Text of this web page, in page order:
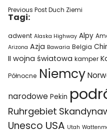
Previous PostDuch Ziemi
Tagi:
adwent Alaska Highway Alpy
Arizona Azja Bawaria Belgia
II wojna światowa kamper
Północne Niemcy
narodowe Pekin
Ruhrgebiet
Unesco USA Utah